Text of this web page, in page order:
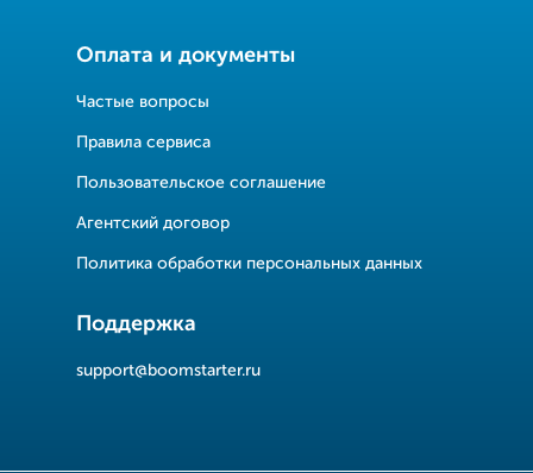
Оплата и документы
Частые вопросы
Правила сервиса
Пользовательское соглашение
Агентский договор
Политика обработки персональных данных
Поддержка
support@boomstarter.ru